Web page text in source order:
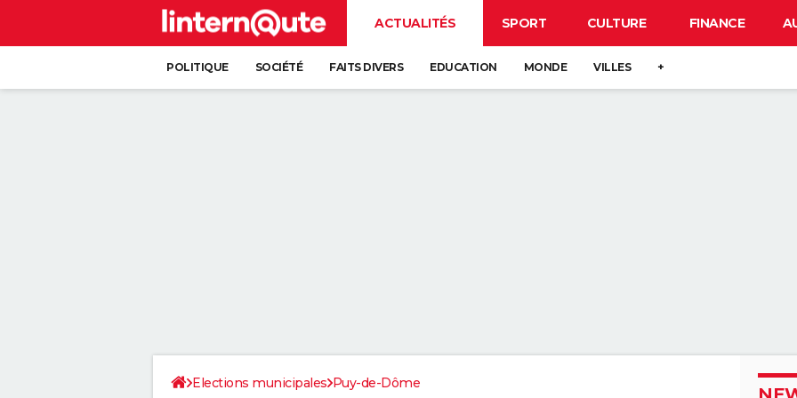
ACTUALITÉS SPORT CULTURE FINANCE
POLITIQUE SOCIÉTÉ FAITS DIVERS EDUCATION MONDE VILLES +
Elections municipales Puy-de-Dôme